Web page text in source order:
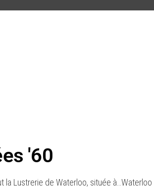
'60
la Lustrerie de Waterloo, située